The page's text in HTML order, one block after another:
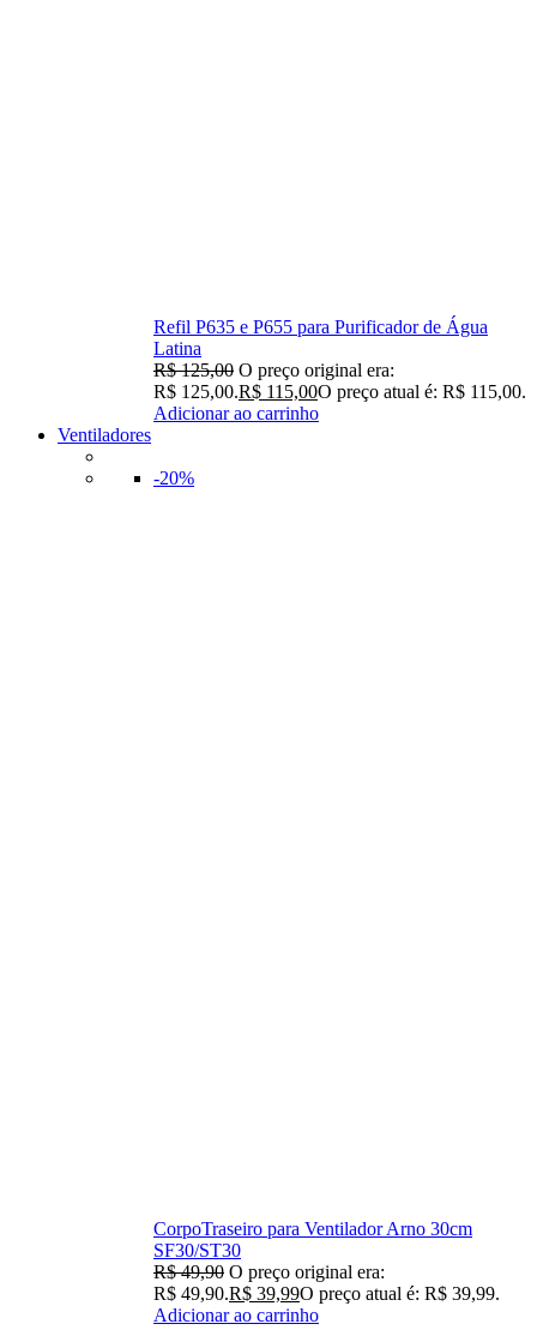
Refil P635 e P655 para Purificador de Água
Latina
R$125,00 O preço original era:
R$ 125,00.R$ 115,00O preço atual é: R$ 115,00.
Adicionar ao carrinho
Ventiladores
-20%
CorpoTraseiro para Ventilador Arno 30cm
SF30/ST30
R$49,90 O preço original era:
R$ 49,90.R$ 39,99O preço atual é: R$ 39,99.
Adicionar ao carrinho